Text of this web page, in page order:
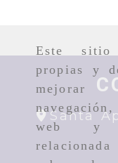
Este
propias y
web y
Santa